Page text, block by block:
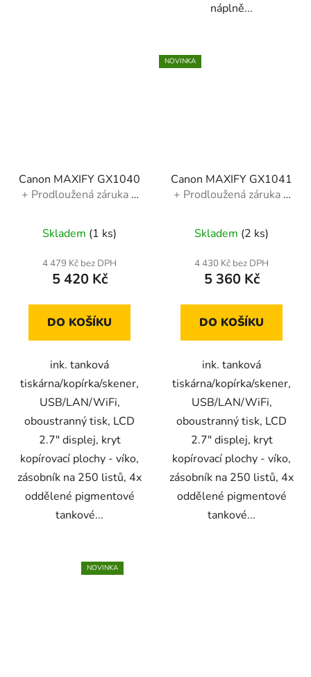
náplně...
Canon MAXIFY GX1040
+ Prodloužená záruka +
Skladem (1 ks)
4 479 Kč bez DPH
5 420 Kč
DO KOŠÍKU
ink. tanková
tiskárna/kopírka/skener,
USB/LAN/WiFi,
oboustranný tisk, LCD
2.7" displej, kryt
kopírovací plochy - víko,
zásobník na 250 listů, 4x
oddělené pigmentové
tankové...
NOVINKA
Canon MAXIFY GX1041
+ Prodloužená záruka +
Skladem (2 ks)
4 430 Kč bez DPH
5 360 Kč
DO KOŠÍKU
ink. tanková
tiskárna/kopírka/skener,
USB/LAN/WiFi,
oboustranný tisk, LCD
2.7" displej, kryt
kopírovací plochy - víko,
zásobník na 250 listů, 4x
oddělené pigmentové
tankové...
NOVINKA